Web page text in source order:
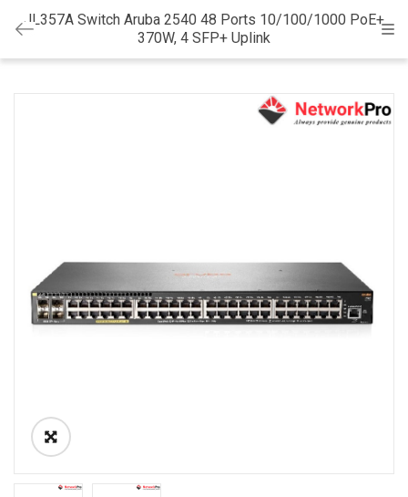
JL357A Switch Aruba 2540 48 Ports 10/100/1000 PoE+
370W, 4 SFP+ Uplink